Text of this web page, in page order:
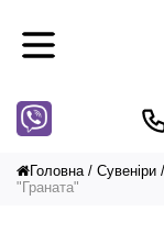
Головна Сувеніри
"Граната"